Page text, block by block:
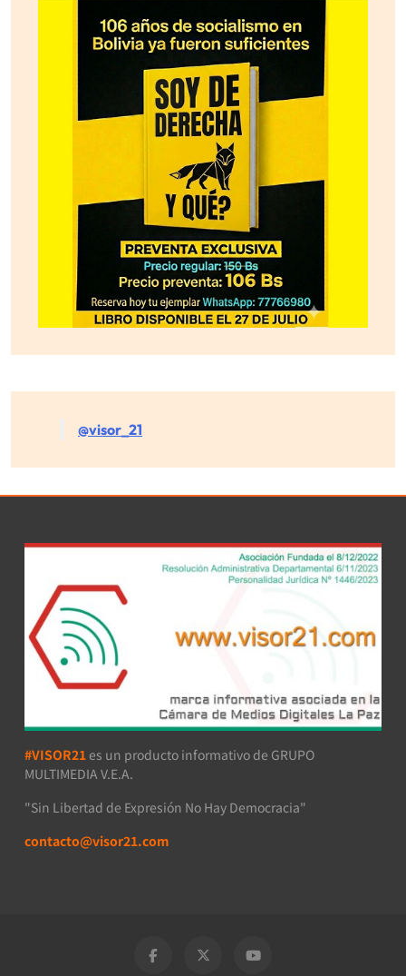
@visor_21
#VISOR21 es un producto informativo de GRUPO
MULTIMEDIA V.E.A.
"Sin Libertad de Expresión No Hay Democracia"
contacto@visor21.com